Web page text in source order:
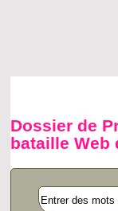
Dossier de
bataille Web